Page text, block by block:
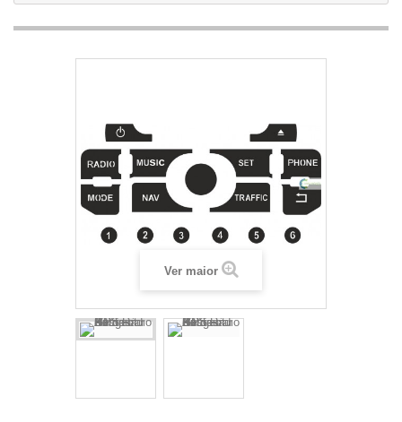
Ver maior